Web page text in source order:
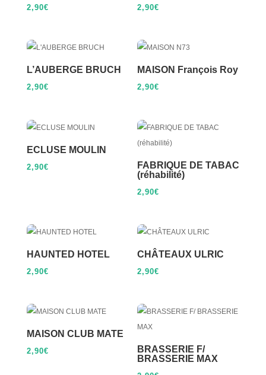
2,90€ 2,90€
L’AUBERGE BRUCH
2,90€
MAISON François Roy
2,90€
ECLUSE MOULIN
2,90€
FABRIQUE DE TABAC
(réhabilité)
2,90€
HAUNTED HOTEL
2,90€
CHÂTEAUX ULRIC
2,90€
MAISON CLUB MATE
2,90€
BRASSERIE F/
BRASSERIE MAX